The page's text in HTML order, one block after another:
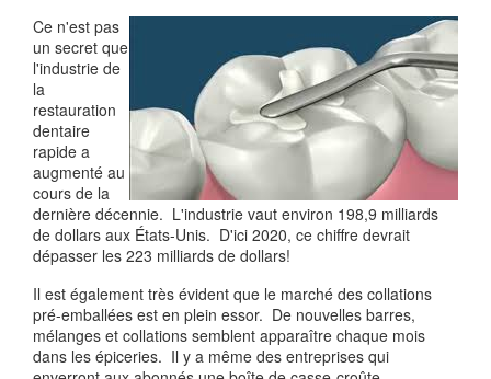
Ce n'est pas
un secret que
l'industrie de
la
restauration
dentaire
rapide a
augmenté au
cours de la
dernière décennie. L'industrie vaut environ 198,9 milliards
de dollars aux États-Unis. D'ici 2020, ce chiffre devrait
dépasser les 223 milliards de dollars!
Il est également très évident que le marché des collations
pré-emballées est en plein essor. De nouvelles barres,
mélanges et collations semblent apparaître chaque mois
dans les épiceries. Il y a même des entreprises qui